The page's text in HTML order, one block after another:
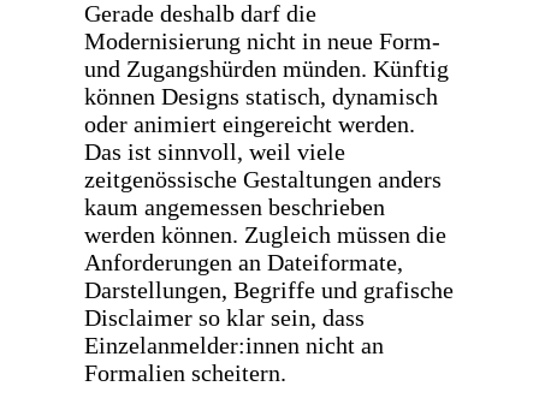
Gerade deshalb darf die
Modernisierung nicht in neue Form-
und Zugangshürden münden. Künftig
können Designs statisch, dynamisch
oder animiert eingereicht werden.
Das ist sinnvoll, weil viele
zeitgenössische Gestaltungen anders
kaum angemessen beschrieben
werden können. Zugleich müssen die
Anforderungen an Dateiformate,
Darstellungen, Begriffe und grafische
Disclaimer so klar sein, dass
Einzelanmelder:innen nicht an
Formalien scheitern.